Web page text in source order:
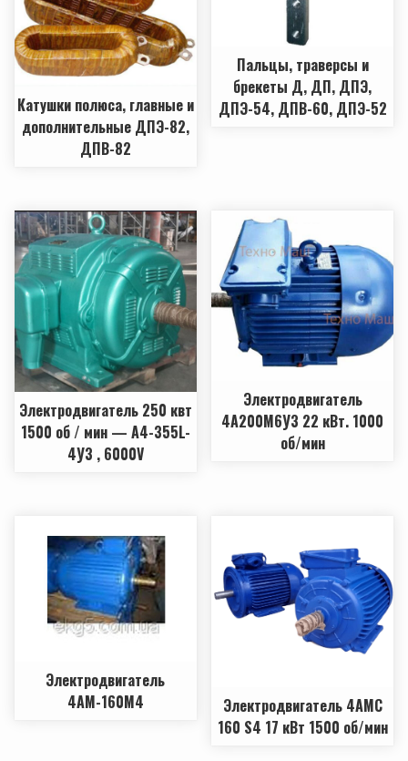
Катушки полюса, главные и
дополнительные ДПЭ-82,
ДПВ-82
Пальцы, траверсы и
брекеты Д, ДП, ДПЭ,
ДПЭ-54, ДПВ-60, ДПЭ-52
Электродвигатель 250 квт
1500 об / мин — А4-355L-
4У3 , 6000V
Электродвигатель
4А200М6У3 22 кВт. 1000
об/мин
Электродвигатель
4АМ-160М4
Электродвигатель 4АМС
160 S4 17 кВт 1500 об/мин